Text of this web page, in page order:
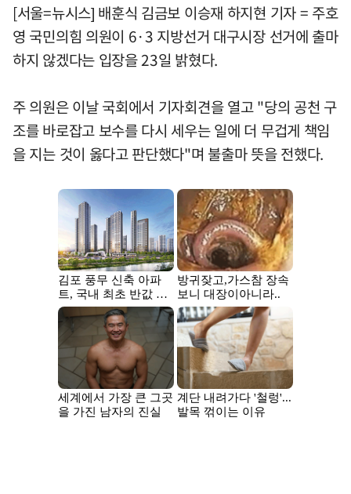
[서울=뉴시스] 배훈식 김금보 이승재 하지현 기자 = 주호
영 국민의힘 의원이 6·3 지방선거 대구시장 선거에 출마
하지 않겠다는 입장을 23일 밝혔다.
주 의원은 이날 국회에서 기자회견을 열고 "당의 공천 구
조를 바로잡고 보수를 다시 세우는 일에 더 무겁게 책임
을 지는 것이 옳다고 판단했다"며 불출마 뜻을 전했다.